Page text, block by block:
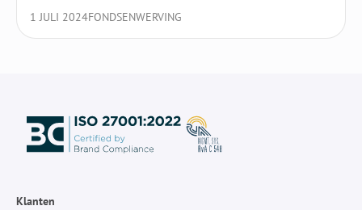
1 JULI 2024FONDSENWERVING
Klanten